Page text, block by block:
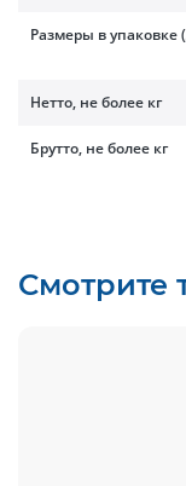
Размеры в
Нетто, не более кг
Брутто, не более кг
Смотрите